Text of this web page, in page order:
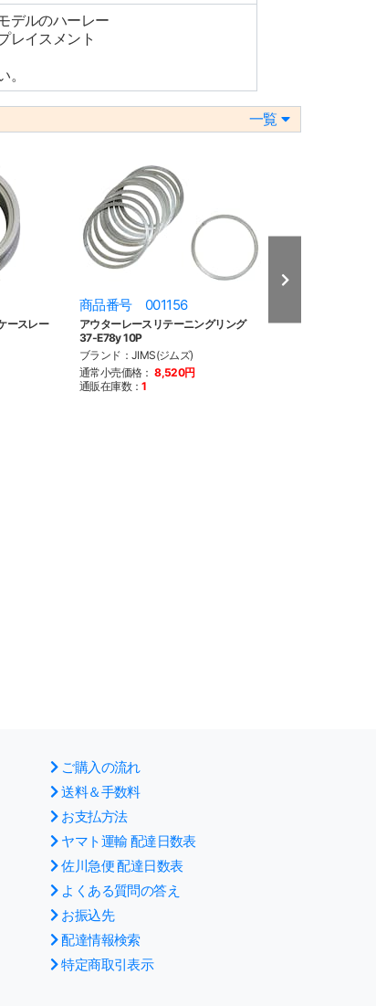
デルのハーレー
レイスメント
一覧
ースレー
商品番号 001156
アウターレースリテーニングリング
37-E78y 10P
ブランド：JIMS(ジムズ)
通常小売価格： 8,520円
通販在庫数：1
メインドライブ
ご購入の流れ
送料＆手数料
お支払方法
ヤマト運輸 配達日数表
佐川急便 配達日数表
よくある質問の答え
お振込先
配達情報検索
特定商取引表示